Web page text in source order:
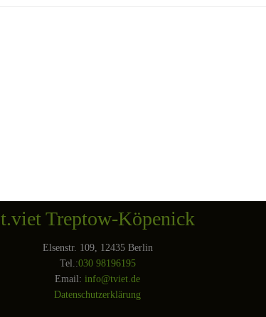
t.viet Treptow-Köpenick
Elsenstr. 109, 12435 Berlin
Tel.:030 98196195
Email: info@tviet.de
Datenschutzerklärung